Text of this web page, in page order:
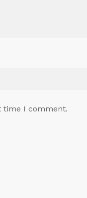
time I comment.